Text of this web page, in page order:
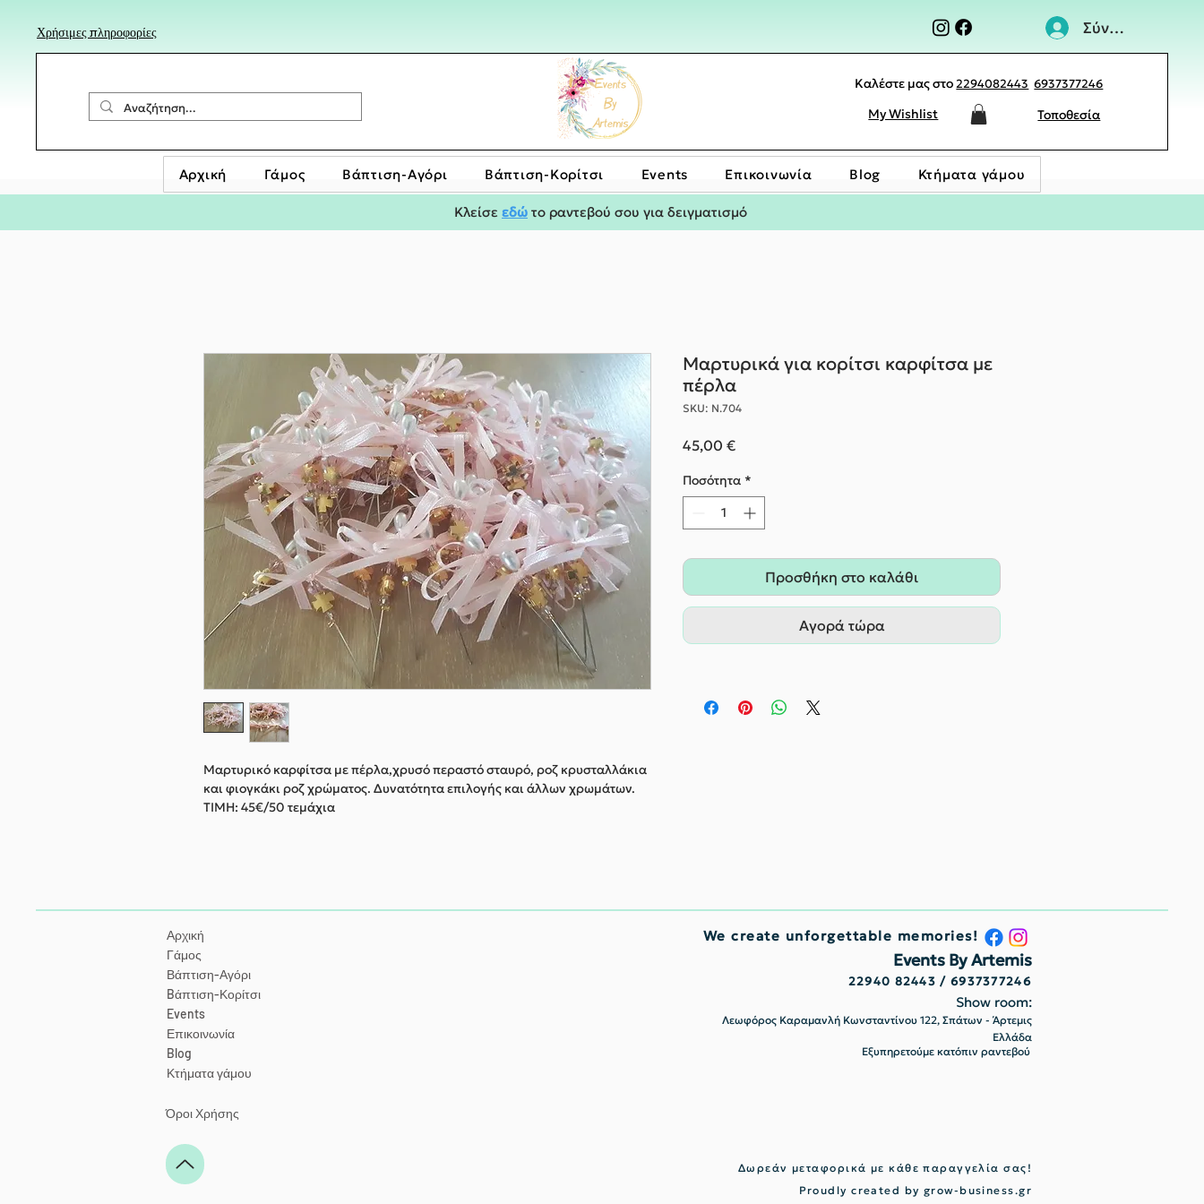
Χρήσιμες πληροφορίες Σύνδεση
Καλέστε μας στο2294082443 6937377246
My Wishlist Τοποθεσία
Αρχική Γάμος Βάπτιση-Αγόρι Bάπτιση-Κορίτσι Events Επικοινωνία Blog Κτήματα γάμου
Κλείσε εδώ το ραντεβού σου για δειγματισμό
Μαρτυρικό καρφίτσα με πέρλα,χρυσό περαστό σταυρό, ροζ κρυσταλλάκια
και φιογκάκι ροζ χρώματος. Δυνατότητα επιλογής και άλλων χρωμάτων.
ΤΙΜΗ: 45€/50 τεμάχια
Μαρτυρικά για κορίτσι καρφίτσα με
πέρλα
SKU: Ν.704
45,00 €Τιμή
Ποσότητα *
Προσθήκη στο καλάθι
Αγορά τώρα
Αρχική
Γάμος
Βάπτιση-Αγόρι
Bάπτιση-Κορίτσι
Events
Επικοινωνία
Blog
Κτήματα γάμου
We create unforgettable memories!
Events By Artemis
22940 82443 / 6937377246
Show room:
Λεωφόρος Καραμανλή Κωνσταντίνου 122, Σπάτων - Άρτεμις
Ελλάδα
Εξυπηρετούμε κατόπιν ραντεβού
Όροι Χρήσης
Δωρεάν μεταφορικά με κάθε παραγγελία σας!
Proudly created by grow-business.gr